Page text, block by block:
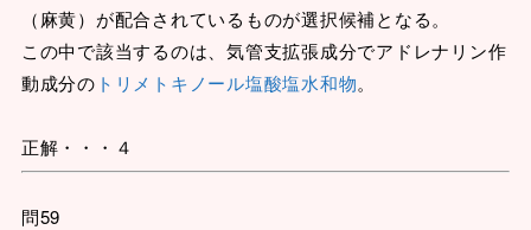
（麻黄）が配合されているものが選択候補となる。
この中で該当するのは、気管支拡張成分でアドレナリン作
動成分の トリメトキノール塩酸塩水和物。
正解・・・４
問59